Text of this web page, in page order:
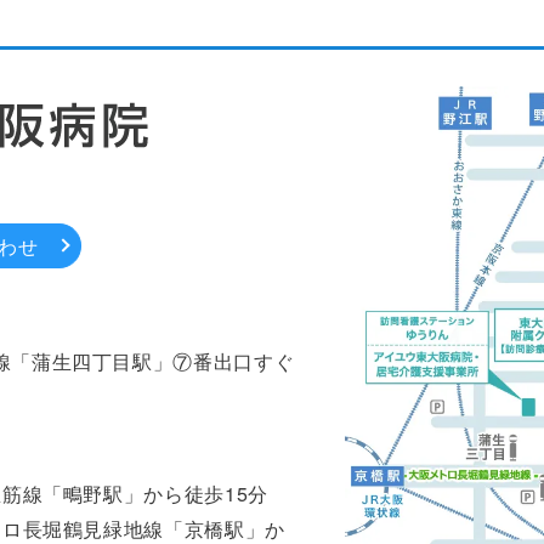
せ
「蒲生四丁目駅」⑦番出口すぐ
線「鴫野駅」から徒歩15分
長堀鶴見緑地線「京橋駅」か